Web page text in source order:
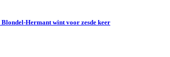
Hermant wint voor zesde keer